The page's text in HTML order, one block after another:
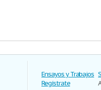
Ensayos y Trabajos
Regístrate